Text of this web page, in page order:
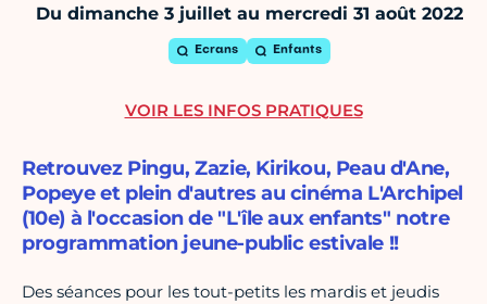
Du dimanche 3 juillet au mercredi 31 août 2022
Ecrans Enfants
Retrouvez Pingu, Zazie, Kirikou, Peau d'Ane,
Popeye et plein d'autres au cinéma L'Archipel
(10e) à l'occasion de "L'île aux enfants" notre
programmation jeune-public estivale !!
Des séances pour les tout-petits les mardis et jeudis
VOIR LES INFOS PRATIQUES